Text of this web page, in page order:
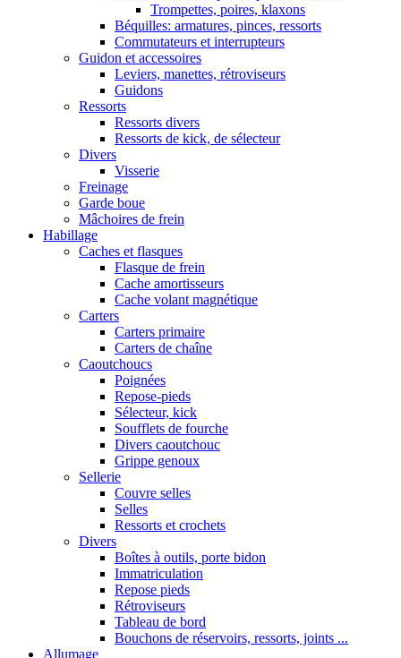
Trompettes, poires, klaxons
Béquilles: armatures, pinces, ressorts
Commutateurs et interrupteurs
Guidon et accessoires
Leviers, manettes, rétroviseurs
Guidons
Ressorts
Ressorts divers
Ressorts de kick, de sélecteur
Divers
Visserie
Freinage
Garde boue
Mâchoires de frein
Habillage
Caches et flasques
Flasque de frein
Cache amortisseurs
Cache volant magnétique
Carters
Carters primaire
Carters de chaîne
Caoutchoucs
Poignées
Repose-pieds
Sélecteur, kick
Soufflets de fourche
Divers caoutchouc
Grippe genoux
Sellerie
Couvre selles
Selles
Ressorts et crochets
Divers
Boîtes à outils, porte bidon
Immatriculation
Repose pieds
Rétroviseurs
Tableau de bord
Bouchons de réservoirs, ressorts, joints ...
Allumage